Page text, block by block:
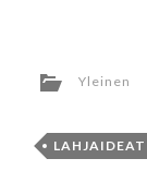
Yleinen
LAHJAIDEAT